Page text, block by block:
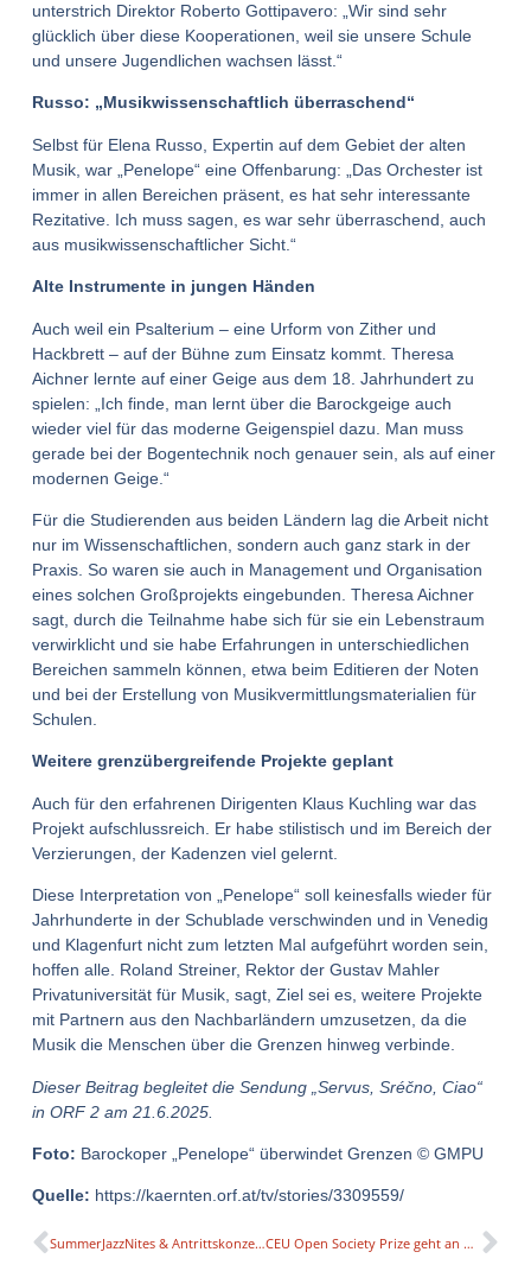
unterstrich Direktor Roberto Gottipavero: „Wir sind sehr
glücklich über diese Kooperationen, weil sie unsere Schule
und unsere Jugendlichen wachsen lässt.“
Russo: „Musikwissenschaftlich überraschend“
Selbst für Elena Russo, Expertin auf dem Gebiet der alten
Musik, war „Penelope“ eine Offenbarung: „Das Orchester ist
immer in allen Bereichen präsent, es hat sehr interessante
Rezitative. Ich muss sagen, es war sehr überraschend, auch
aus musikwissenschaftlicher Sicht.“
Alte Instrumente in jungen Händen
Auch weil ein Psalterium – eine Urform von Zither und
Hackbrett – auf der Bühne zum Einsatz kommt. Theresa
Aichner lernte auf einer Geige aus dem 18. Jahrhundert zu
spielen: „Ich finde, man lernt über die Barockgeige auch
wieder viel für das moderne Geigenspiel dazu. Man muss
gerade bei der Bogentechnik noch genauer sein, als auf einer
modernen Geige.“
Für die Studierenden aus beiden Ländern lag die Arbeit nicht
nur im Wissenschaftlichen, sondern auch ganz stark in der
Praxis. So waren sie auch in Management und Organisation
eines solchen Großprojekts eingebunden. Theresa Aichner
sagt, durch die Teilnahme habe sich für sie ein Lebenstraum
verwirklicht und sie habe Erfahrungen in unterschiedlichen
Bereichen sammeln können, etwa beim Editieren der Noten
und bei der Erstellung von Musikvermittlungsmaterialien für
Schulen.
Weitere grenzübergreifende Projekte geplant
Auch für den erfahrenen Dirigenten Klaus Kuchling war das
Projekt aufschlussreich. Er habe stilistisch und im Bereich der
Verzierungen, der Kadenzen viel gelernt.
Diese Interpretation von „Penelope“ soll keinesfalls wieder für
Jahrhunderte in der Schublade verschwinden und in Venedig
und Klagenfurt nicht zum letzten Mal aufgeführt worden sein,
hoffen alle. Roland Streiner, Rektor der Gustav Mahler
Privatuniversität für Musik, sagt, Ziel sei es, weitere Projekte
mit Partnern aus den Nachbarländern umzusetzen, da die
Musik die Menschen über die Grenzen hinweg verbinde.
Dieser Beitrag begleitet die Sendung „Servus, Sréčno, Ciao“
in ORF 2 am 21.6.2025.
Foto: Barockoper „Penelope“ überwindet Grenzen © GMPU
Quelle: https://kaernten.orf.at/tv/stories/3309559/
SummerJazzNites & Antrittskonzert von Herbert Pirker als Professor für Jazz Drumset an der Bruckner Universität CEU Open Society Prize geht an die russische Oppositionelle Julija Nawalnaja